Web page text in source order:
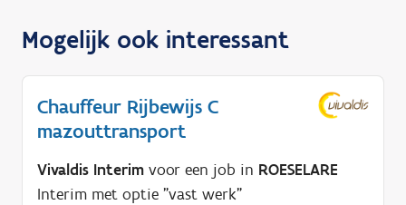
Mogelijk ook interessant
Chauffeur Rijbewijs C
mazouttransport
Vivaldis Interim voor een job in ROESELARE
Interim met optie "vast werk"